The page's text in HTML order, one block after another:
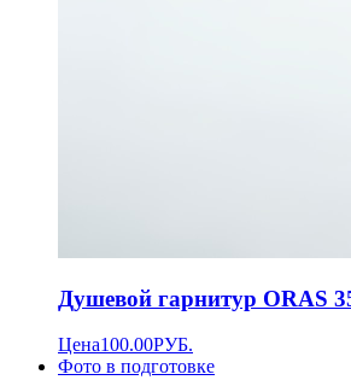
Душевой гарнитур ORAS
Цена100.00РУБ.
Фото в подготовке